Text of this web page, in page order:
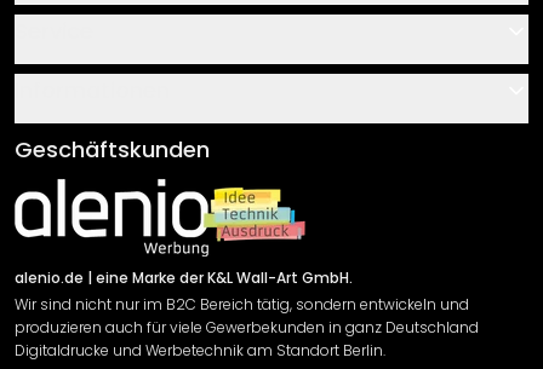
Über uns
Klebe- und Montageanleitungen
Newsletter An-/Abmeldung
Sendungsverfolgung
AGB
Impressum
Versand & Zahlung
Rücksendung
Widerrufsrecht
Datenschutzerklärung
Geschäftskunden
alenio.de | eine Marke der K&L Wall-Art GmbH.
Wir sind nicht nur im B2C Bereich tätig, sondern entwickeln und
produzieren auch für viele Gewerbekunden in ganz Deutschland
Digitaldrucke und Werbetechnik am Standort Berlin.